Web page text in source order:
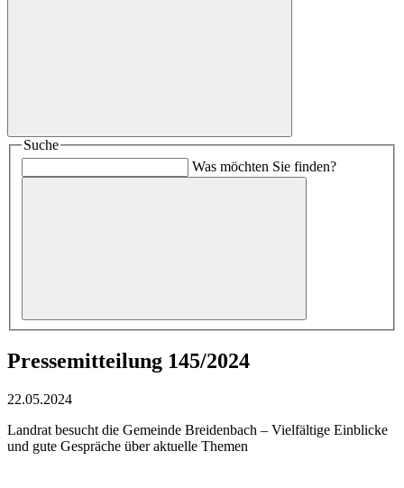
Suche
Was möchten Sie finden?
Pressemitteilung 145/2024
22.05.2024
Landrat besucht die Gemeinde Breidenbach – Vielfältige Einblicke
und gute Gespräche über aktuelle Themen